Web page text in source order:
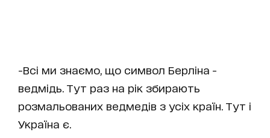
-Всі ми знаємо, що символ Берліна -
ведмідь. Тут раз на рік збирають
розмальованих ведмедів з усіх країн. Тут і
Україна є.